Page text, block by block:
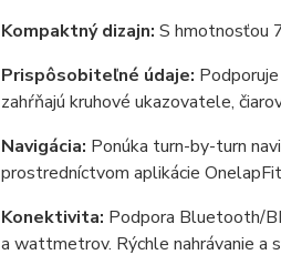
Kompaktný dizajn: S hmotnosťou
Prispôsobiteľné údaje:
zahŕňajú kruhové ukazovatele,
Navigácia: Ponúka turn-by-turn
prostredníctvom aplikácie
Konektivita: Podpora Bluetooth/
a wattmetrov. Rýchle nahrávanie a